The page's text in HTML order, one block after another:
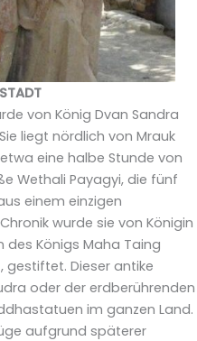
von König Dvan Sandra
liegt nördlich von Mrauk
eine halbe Stunde von
Wethali Payagyi, die fünf
einem einzigen
wurde sie von Königin
des Königs Maha Taing
gestiftet. Dieser antike
oder der erdberührenden
im ganzen Land.
aufgrund späterer